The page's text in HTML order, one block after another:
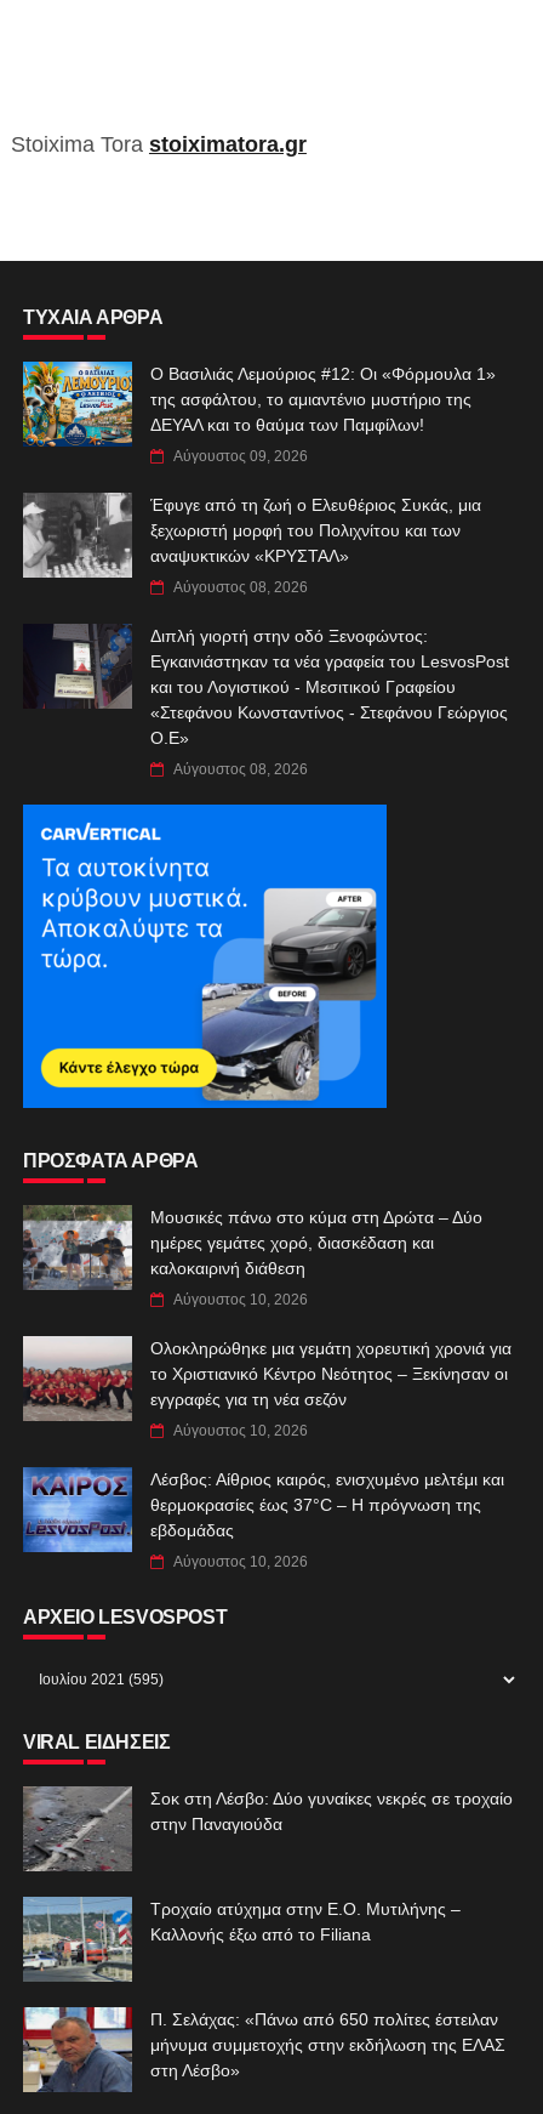
Stoixima Tora stoiximatora.gr
ΤΥΧΑΙΑ ΑΡΘΡΑ
Ο Βασιλιάς Λεμούριος #12: Οι «Φόρμουλα 1»
της ασφάλτου, το αμιαντένιο μυστήριο της
ΔΕΥΑΛ και το θαύμα των Παμφίλων!
Αύγουστος 09, 2026
Έφυγε από τη ζωή ο Ελευθέριος Συκάς, μια
ξεχωριστή μορφή του Πολιχνίτου και των
αναψυκτικών «ΚΡΥΣΤΑΛ»
Αύγουστος 08, 2026
Διπλή γιορτή στην οδό Ξενοφώντος:
Εγκαινιάστηκαν τα νέα γραφεία του LesvosPost
και του Λογιστικού - Μεσιτικού Γραφείου
«Στεφάνου Κωνσταντίνος - Στεφάνου Γεώργιος
Ο.Ε»
Αύγουστος 08, 2026
ΠΡΟΣΦΑΤΑ ΑΡΘΡΑ
Μουσικές πάνω στο κύμα στη Δρώτα – Δύο
ημέρες γεμάτες χορό, διασκέδαση και
καλοκαιρινή διάθεση
Αύγουστος 10, 2026
Ολοκληρώθηκε μια γεμάτη χορευτική χρονιά για
το Χριστιανικό Κέντρο Νεότητος – Ξεκίνησαν οι
εγγραφές για τη νέα σεζόν
Αύγουστος 10, 2026
Λέσβος: Αίθριος καιρός, ενισχυμένο μελτέμι και
θερμοκρασίες έως 37°C – Η πρόγνωση της
εβδομάδας
Αύγουστος 10, 2026
ΑΡΧΕΙΟ LESVOSPOST
VIRAL ΕΙΔΗΣΕΙΣ
Σοκ στη Λέσβο: Δύο γυναίκες νεκρές σε τροχαίο
στην Παναγιούδα
Τροχαίο ατύχημα στην Ε.Ο. Μυτιλήνης –
Καλλονής έξω από το Filiana
Π. Σελάχας: «Πάνω από 650 πολίτες έστειλαν
μήνυμα συμμετοχής στην εκδήλωση της ΕΛΑΣ
στη Λέσβο»